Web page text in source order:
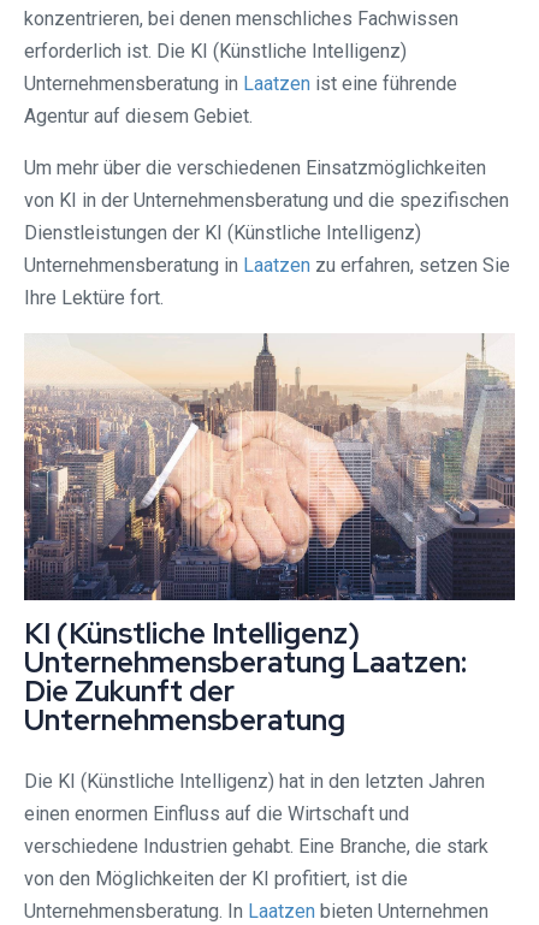
konzentrieren, bei denen menschliches Fachwissen
erforderlich ist. Die KI (Künstliche Intelligenz)
Unternehmensberatung in Laatzen ist eine führende
Agentur auf diesem Gebiet.
Um mehr über die verschiedenen Einsatzmöglichkeiten
von KI in der Unternehmensberatung und die spezifischen
Dienstleistungen der KI (Künstliche Intelligenz)
Unternehmensberatung in Laatzen zu erfahren, setzen Sie
Ihre Lektüre fort.
KI (Künstliche Intelligenz)
Unternehmensberatung Laatzen:
Die Zukunft der
Unternehmensberatung
Die KI (Künstliche Intelligenz) hat in den letzten Jahren
einen enormen Einfluss auf die Wirtschaft und
verschiedene Industrien gehabt. Eine Branche, die stark
von den Möglichkeiten der KI profitiert, ist die
Unternehmensberatung. In Laatzen bieten Unternehmen